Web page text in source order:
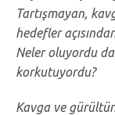
Tartışmayan,
hedefler
Neler oluyordu
korkutuyordu?
Kavga ve